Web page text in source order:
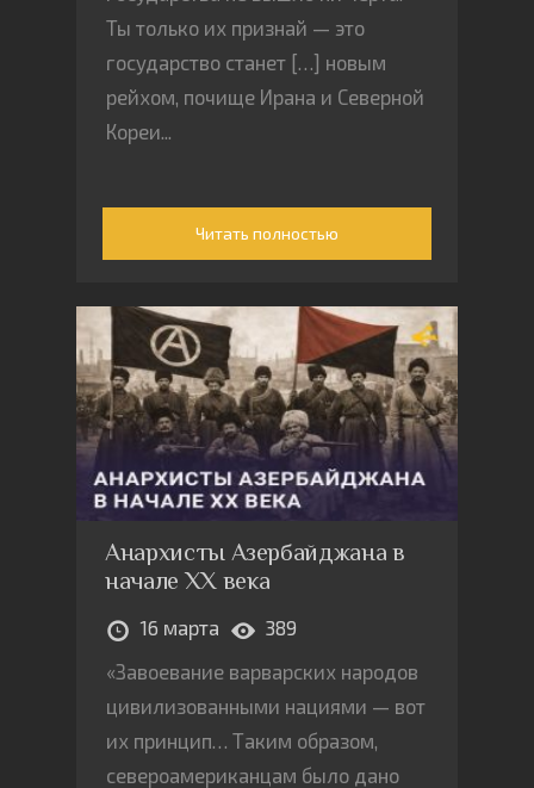
Ты только их признай — это
государство станет […] новым
рейхом, почище Ирана и Северной
Кореи...
Читать полностью
Анархисты Азербайджана в
начале ХХ века
16 марта
389
«Завоевание варварских народов
цивилизованными нациями — вот
их принцип… Таким образом,
североамериканцам было дано